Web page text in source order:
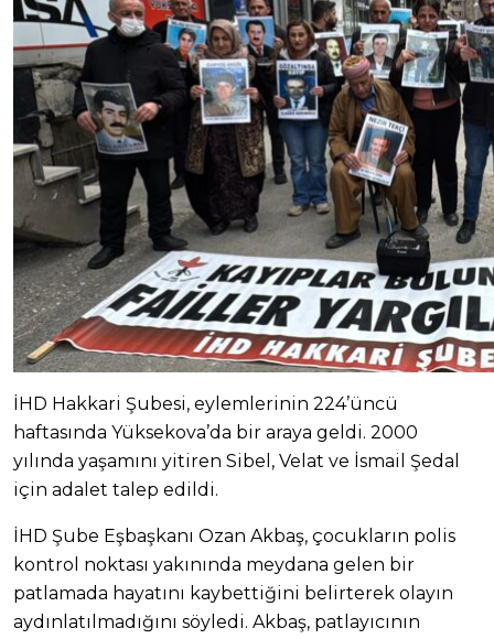
İHD Hakkari Şubesi, eylemlerinin 224’üncü
haftasında Yüksekova’da bir araya geldi. 2000
yılında yaşamını yitiren Sibel, Velat ve İsmail Şedal
için adalet talep edildi.
İHD Şube Eşbaşkanı Ozan Akbaş, çocukların polis
kontrol noktası yakınında meydana gelen bir
patlamada hayatını kaybettiğini belirterek olayın
aydınlatılmadığını söyledi. Akbaş, patlayıcının